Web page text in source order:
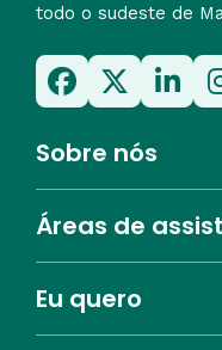
todo o sudeste de
Sobre nós
Áreas de
Eu quero